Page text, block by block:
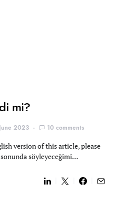
mi?
2023 10 comments
version of this article, please
sonunda söyleyeceğimi…